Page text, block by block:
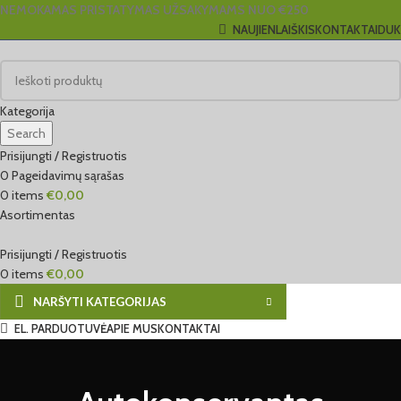
NEMOKAMAS PRISTATYMAS UŽSAKYMAMS NUO €250
NAUJIENLAIŠKISKONTAKTAIDUK
Kategorija
Search
Prisijungti / Registruotis
0 Pageidavimų sąrašas
0 items €0,00
Asortimentas
Prisijungti / Registruotis
0 items €0,00
NARŠYTI KATEGORIJAS
EL. PARDUOTUVĖAPIE MUSKONTAKTAI